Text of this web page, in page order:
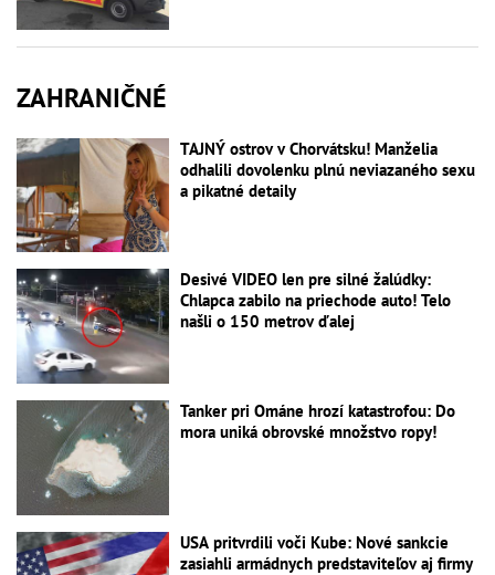
ZAHRANIČNÉ
TAJNÝ ostrov v Chorvátsku! Manželia
odhalili dovolenku plnú neviazaného sexu
a pikatné detaily
Desivé VIDEO len pre silné žalúdky:
Chlapca zabilo na priechode auto! Telo
našli o 150 metrov ďalej
Tanker pri Ománe hrozí katastrofou: Do
mora uniká obrovské množstvo ropy!
USA pritvrdili voči Kube: Nové sankcie
zasiahli armádnych predstaviteľov aj firmy